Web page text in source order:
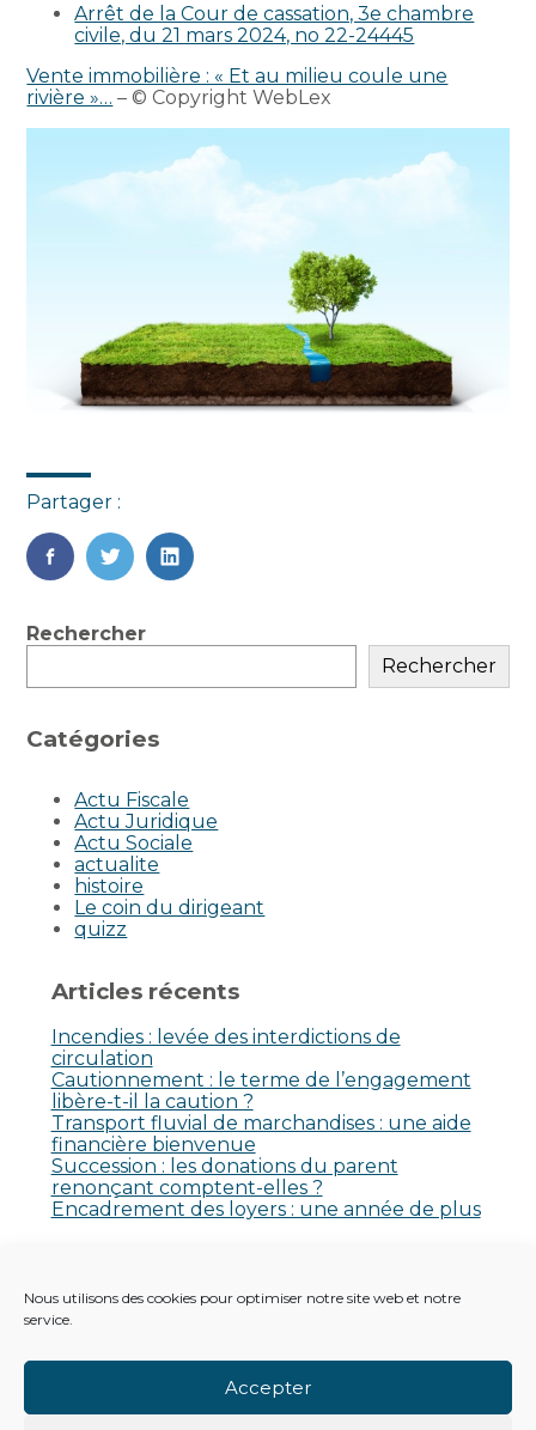
Nous utilisons des cookies pour optimiser notre site web et notre
service.
Accepter
Arrêt de la Cour de cassation, 3e chambre
civile, du 21 mars 2024, no 22-24445
Vente immobilière : « Et au milieu coule une
rivière »… – © Copyright WebLex
Partager :
FaceBook
TwitterLinkedIn
Blog
Rechercher
Rechercher
Catégories
Actu Fiscale
Actu Juridique
Actu Sociale
actualite
histoire
Le coin du dirigeant
quizz
Articles récents
Incendies : levée des interdictions de
circulation
Cautionnement : le terme de l’engagement
libère-t-il la caution ?
Transport fluvial de marchandises : une aide
financière bienvenue
Succession : les donations du parent
renonçant comptent-elles ?
Encadrement des loyers : une année de plus
Aucun commentaire à afficher.